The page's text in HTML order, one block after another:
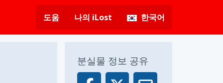
도움 나의 iLost 한국어
분실물 정보 공유